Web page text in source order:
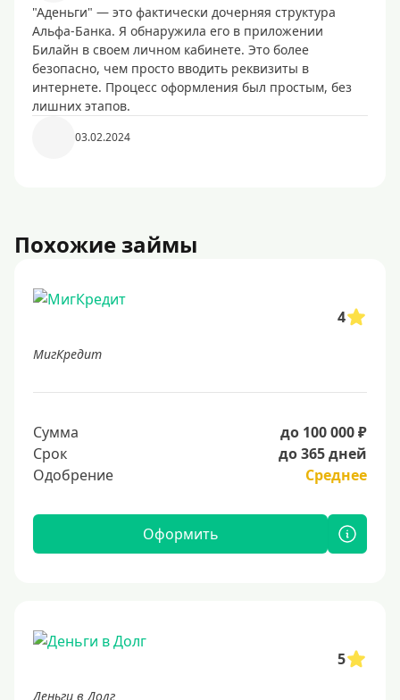
"Аденьги" — это фактически дочерняя структура
Альфа-Банка. Я обнаружила его в приложении
Билайн в своем личном кабинете. Это более
безопасно, чем просто вводить реквизиты в
интернете. Процесс оформления был простым, без
лишних этапов.
03.02.2024
Похожие займы
4
МигКредит
Сумма
до 100 000 ₽
Срок
до 365 дней
Одобрение
Среднее
Оформить
5
Деньги в Долг